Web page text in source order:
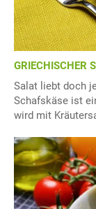
GRIECHISCHER
Salat liebt doch
Schafskäse ist
wird mit